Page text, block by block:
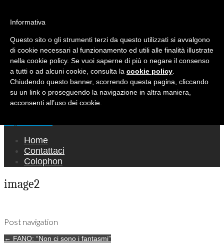
Mondo Italiano nel Mondo
LE INTERVISTE SONO AGLI ITALIANI CHE
RICOPRONO RUOLI ISTITUZIONALI, A
QUELLI CHE RAPPRESENTANO LA SOCIETÀ E
A CHI È UN "COMUNE CITTADINO" ...
PER TUTTO QUESTO SIAMO "ORGOGLIOSI
DI ESSERE ITALIANI"
Home
Contattaci
Colophon
image2
Post navigation
← FANO: “Non ci sono i fantasmi”
Informativa
Questo sito o gli strumenti terzi da questo utilizzati si avvalgono
di cookie necessari al funzionamento ed utili alle finalità illustrate
nella cookie policy. Se vuoi saperne di più o negare il consenso
a tutti o ad alcuni cookie, consulta la cookie policy
Chiudendo questo banner, scorrendo questa pagina, cliccando
su un link o proseguendo la navigazione in altra maniera,
acconsenti all’uso dei cookie.